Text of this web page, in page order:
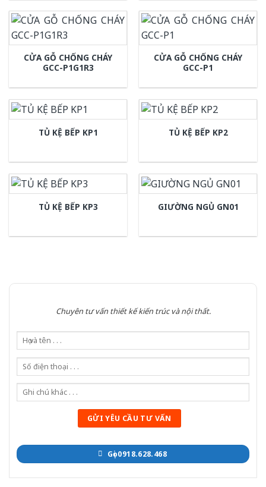
CỬA GỖ CHỐNG CHÁY
GCC-P1G1R3
CỬA GỖ CHỐNG CHÁY
GCC-P1
TỦ KỆ BẾP KP1 TỦ KỆ BẾP KP2
TỦ KỆ BẾP KP3 GIƯỜNG NGỦ GN01
Chuyên tư vấn thiết kế kiến trúc và nội thất.
Gọi 0918.628.468